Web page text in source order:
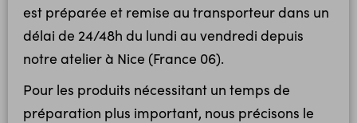
est préparée et remise au transporteur dans un
délai de 24/48h du lundi au vendredi depuis
notre atelier à Nice (France 06).
Pour les produits nécessitant un temps de
préparation plus important, nous précisons le